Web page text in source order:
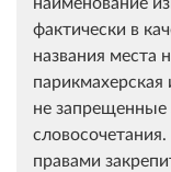
фактически в
названия места
не запрещенные
правами